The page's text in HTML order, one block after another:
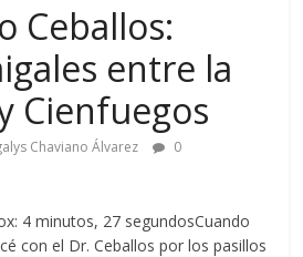
Ceballos:
entre la
Cienfuegos
Chaviano Álvarez
0
4 minutos, 27 segundosCuando
con el Dr. Ceballos por los pasillos